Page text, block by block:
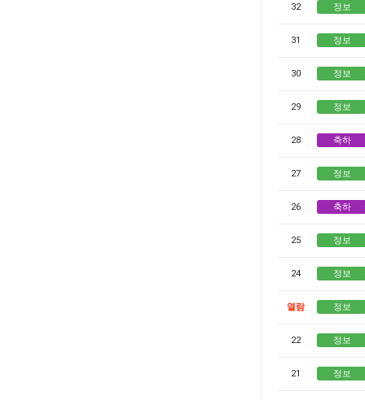
32 정보
31 정보
30 정보
29 정보
28 축하
27 정보
26 축하
25 정보
24 정보
열람 정보
22 정보
21 정보